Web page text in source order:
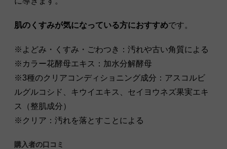
肌のくすみが気になっている方におすすめです。
※よどみ・くすみ・ごわつき：汚れや古い角質による
※カラー花酵母エキス：加水分解酵母
※3種のクリアコンディショニング成分：アスコルビ
ルグルコシド、キウイエキス、セイヨウネズ果実エキ
ス（整肌成分）
※クリア：汚れを落とすことによる
購入者の口コミ